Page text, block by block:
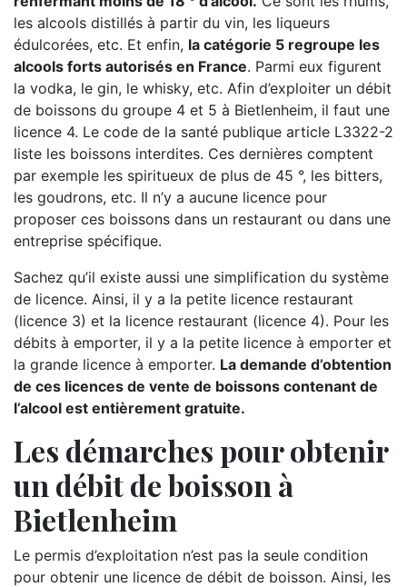
les alcools distillés à partir du vin, les liqueurs
édulcorées, etc. Et enfin, la catégorie 5 regroupe les
alcools forts autorisés en France. Parmi eux figurent
la vodka, le gin, le whisky, etc. Afin d’exploiter un débit
de boissons du groupe 4 et 5 à Bietlenheim, il faut une
licence 4. Le code de la santé publique article L3322-2
liste les boissons interdites. Ces dernières comptent
par exemple les spiritueux de plus de 45 °, les bitters,
les goudrons, etc. Il n’y a aucune licence pour
proposer ces boissons dans un restaurant ou dans une
entreprise spécifique.
Sachez qu’il existe aussi une simplification du système
de licence. Ainsi, il y a la petite licence restaurant
(licence 3) et la licence restaurant (licence 4). Pour les
débits à emporter, il y a la petite licence à emporter et
la grande licence à emporter. La demande d’obtention
de ces licences de vente de boissons contenant de
l’alcool est entièrement gratuite.
Les démarches pour obtenir
un débit de boisson à
Bietlenheim
Le permis d’exploitation n’est pas la seule condition
pour obtenir une licence de débit de boisson. Ainsi, les